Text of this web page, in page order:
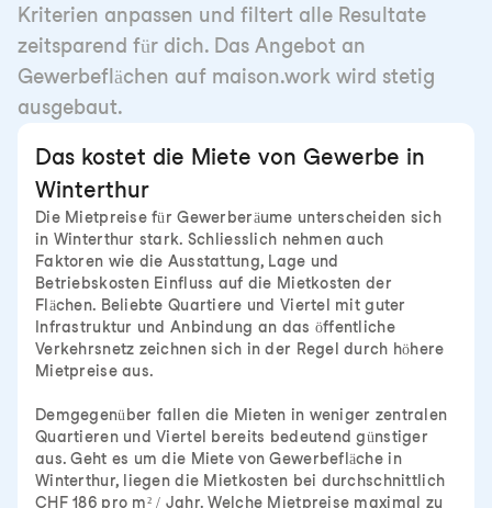
Kriterien anpassen und filtert alle Resultate
zeitsparend für dich. Das Angebot an
Gewerbeflächen auf maison.work wird stetig
ausgebaut.
Das kostet die Miete von Gewerbe in
Winterthur
Die Mietpreise für Gewerberäume unterscheiden sich
in Winterthur stark. Schliesslich nehmen auch
Faktoren wie die Ausstattung, Lage und
Betriebskosten Einfluss auf die Mietkosten der
Flächen. Beliebte Quartiere und Viertel mit guter
Infrastruktur und Anbindung an das öffentliche
Verkehrsnetz zeichnen sich in der Regel durch höhere
Mietpreise aus.
Demgegenüber fallen die Mieten in weniger zentralen
Quartieren und Viertel bereits bedeutend günstiger
aus. Geht es um die Miete von Gewerbefläche in
Winterthur, liegen die Mietkosten bei durchschnittlich
CHF 186 pro m² / Jahr. Welche Mietpreise maximal zu